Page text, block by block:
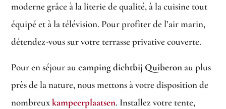
moderne grâce à la literie de qualité, à la cuisine tout
équipé et à la télévision. Pour profiter de l’air marin,
détendez-vous sur votre terrasse privative couverte.
Pour en séjour aucamping dichtbij Quiberon au plus
près de la nature, nous mettons à votre disposition de
nombreuxkampeerplaatsen. Installez votre tente,